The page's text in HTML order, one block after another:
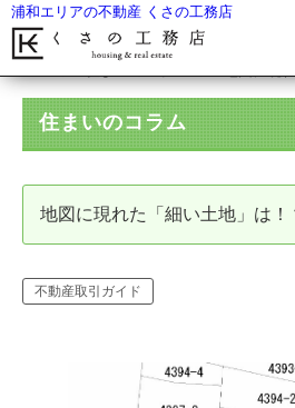
浦和エリアの不動産 くさの工務店
地図に現
住まいのコラム
地図に現れた「細い土地」は！
不動産取引ガイド